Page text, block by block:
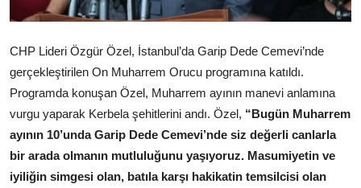
CHP Lideri Özgür Özel, İstanbul’da Garip Dede Cemevi’nde
gerçekleştirilen On Muharrem Orucu programına katıldı.
Programda konuşan Özel, Muharrem ayının manevi anlamına
vurgu yaparak Kerbela şehitlerini andı. Özel, “Bugün Muharrem
ayının 10’unda Garip Dede Cemevi’nde siz değerli canlarla
bir arada olmanın mutluluğunu yaşıyoruz. Masumiyetin ve
iyiliğin simgesi olan, batıla karşı hakikatin temsilcisi olan